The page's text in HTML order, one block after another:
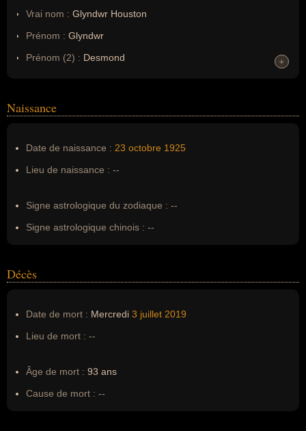
Vrai nom : Glyndwr Houston
Prénom : Glyndwr
Prénom (2) : Desmond
Erreurs d'écriture : --
+
+
Naissance
Date de naissance : 23 octobre 1925
Lieu de naissance : --
Signe astrologique du zodiaque : --
Signe astrologique chinois : --
Décès
Date de mort : Mercredi 3 juillet 2019
Lieu de mort : --
Âge de mort : 93 ans
Cause de mort : --